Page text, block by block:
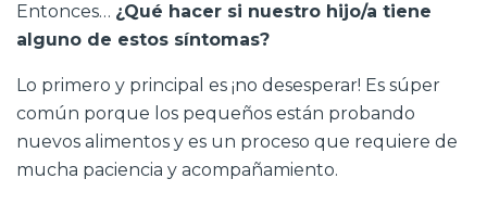
Entonces… ¿Qué hacer si nuestro hijo/a tiene
alguno de estos síntomas?
Lo primero y principal es ¡no desesperar! Es súper
común porque los pequeños están probando
nuevos alimentos y es un proceso que requiere de
mucha paciencia y acompañamiento.